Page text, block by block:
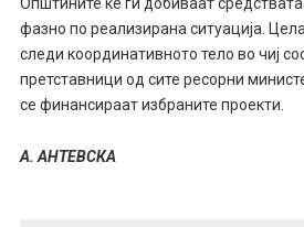
фазно по реализирана ситуација.
следи координативното тело во чиј
претставници од сите ресорни
се финансираат избраните проекти.
А. АНТЕВСКА